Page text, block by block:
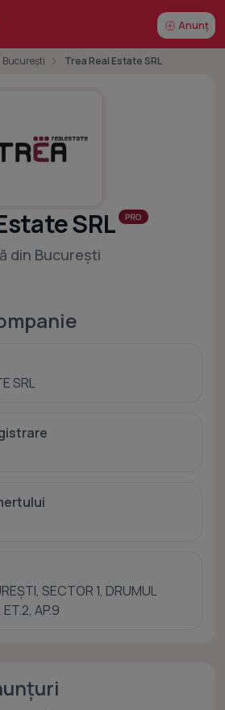
Anunț
București Trea Real Estate SRL
SRL
din București
SRL
SECTOR 1, DRUMUL
AP.9